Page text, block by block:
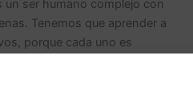
un ser humano complejo con
Tenemos que aprender a
porque cada uno es